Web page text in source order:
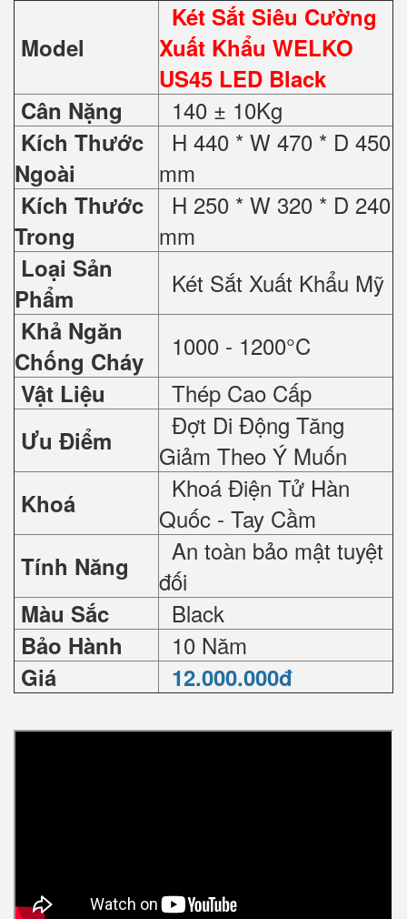
Model
Két Sắt Siêu Cường
Xuất Khẩu WELKO
US45 LED Black
Cân Nặng
140 ± 10Kg
Kích Thước
Ngoài
H 440 * W 470 * D 450
mm
Kích Thước
Trong
H 250 * W 320 * D 240
mm
Loại Sản
Phẩm
Két Sắt Xuất Khẩu Mỹ
Khả Ngăn
Chống Cháy
1000 - 1200°C
Vật Liệu Thép Cao Cấp
Ưu Điểm
Đợt Di Động Tăng
Giảm Theo Ý Muốn
Khoá
Khoá Điện Tử Hàn
Quốc - Tay Cầm
Tính Năng
An toàn bảo mật tuyệt
đối
Màu Sắc Black
Bảo Hành 10 Năm
Giá 12.000.000đ